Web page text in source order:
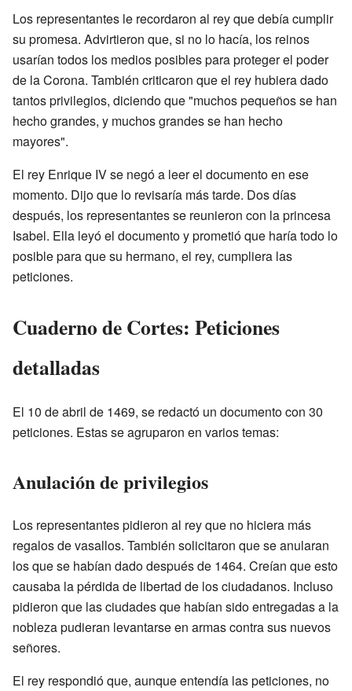
Los representantes le recordaron al rey que debía cumplir
su promesa. Advirtieron que, si no lo hacía, los reinos
usarían todos los medios posibles para proteger el poder
de la Corona. También criticaron que el rey hubiera dado
tantos privilegios, diciendo que "muchos pequeños se han
hecho grandes, y muchos grandes se han hecho
mayores".
El rey Enrique IV se negó a leer el documento en ese
momento. Dijo que lo revisaría más tarde. Dos días
después, los representantes se reunieron con la princesa
Isabel. Ella leyó el documento y prometió que haría todo lo
posible para que su hermano, el rey, cumpliera las
peticiones.
Cuaderno de Cortes: Peticiones
detalladas
El 10 de abril de 1469, se redactó un documento con 30
peticiones. Estas se agruparon en varios temas:
Anulación de privilegios
Los representantes pidieron al rey que no hiciera más
regalos de vasallos. También solicitaron que se anularan
los que se habían dado después de 1464. Creían que esto
causaba la pérdida de libertad de los ciudadanos. Incluso
pidieron que las ciudades que habían sido entregadas a la
nobleza pudieran levantarse en armas contra sus nuevos
señores.
El rey respondió que, aunque entendía las peticiones, no